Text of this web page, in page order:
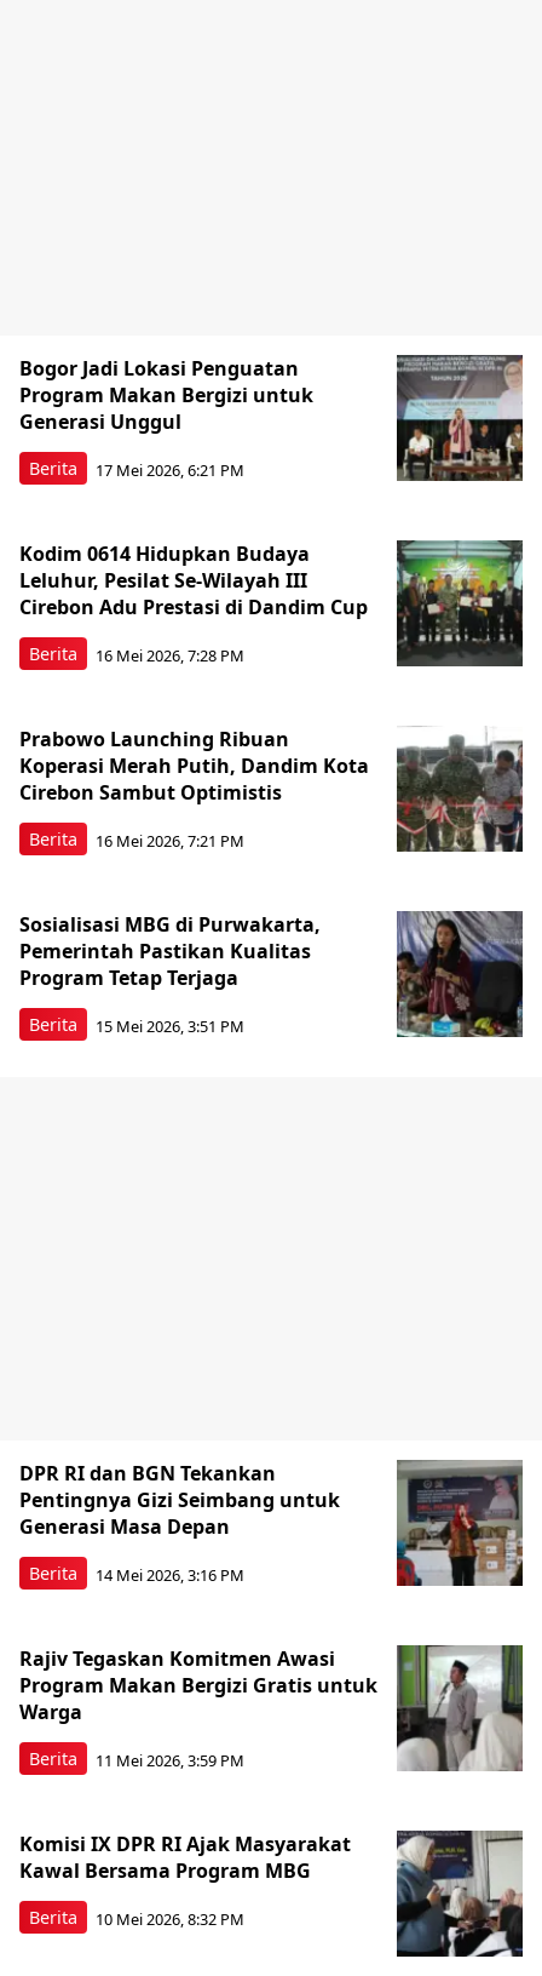
Berita
Bogor Jadi Lokasi Penguatan
Program Makan Bergizi untuk
Generasi Unggul
17 Mei 2026, 6:21 PM
Berita
Kodim 0614 Hidupkan Budaya
Leluhur, Pesilat Se-Wilayah III
Cirebon Adu Prestasi di Dandim Cup
16 Mei 2026, 7:28 PM
Berita
Prabowo Launching Ribuan
Koperasi Merah Putih, Dandim Kota
Cirebon Sambut Optimistis
16 Mei 2026, 7:21 PM
Berita
Sosialisasi MBG di Purwakarta,
Pemerintah Pastikan Kualitas
Program Tetap Terjaga
15 Mei 2026, 3:51 PM
Berita
DPR RI dan BGN Tekankan
Pentingnya Gizi Seimbang untuk
Generasi Masa Depan
14 Mei 2026, 3:16 PM
Berita
Rajiv Tegaskan Komitmen Awasi
Program Makan Bergizi Gratis untuk
Warga
11 Mei 2026, 3:59 PM
Berita
Komisi IX DPR RI Ajak Masyarakat
Kawal Bersama Program MBG
10 Mei 2026, 8:32 PM